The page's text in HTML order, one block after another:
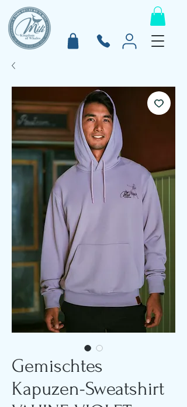
Gemischtes
Kapuzen-Sweatshirt